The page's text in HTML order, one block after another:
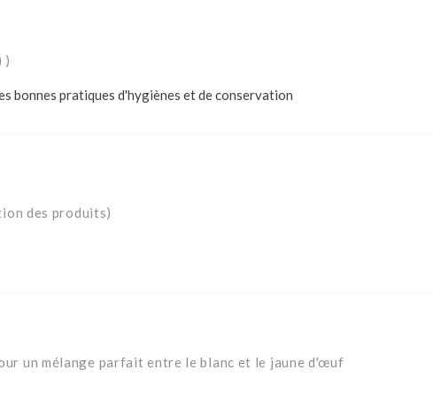
)
bonnes pratiques d'hygiènes et de conservation
des produits)
un mélange parfait entre le blanc et le jaune d'œuf